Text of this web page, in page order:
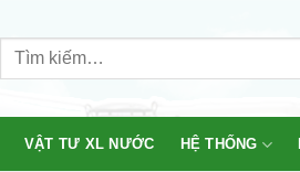
Tìm
VẬT TƯ XL NƯỚC HỆ THỐNG